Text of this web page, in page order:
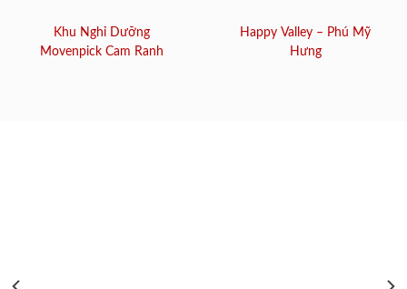
Khu Nghỉ Dưỡng
Movenpick Cam Ranh
Happy Valley – Phú Mỹ
Hưng